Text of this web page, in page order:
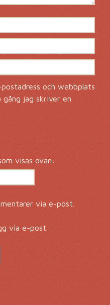
och webbplats
gång jag skriver en
visas ovan:
via e-post.
via e-post.